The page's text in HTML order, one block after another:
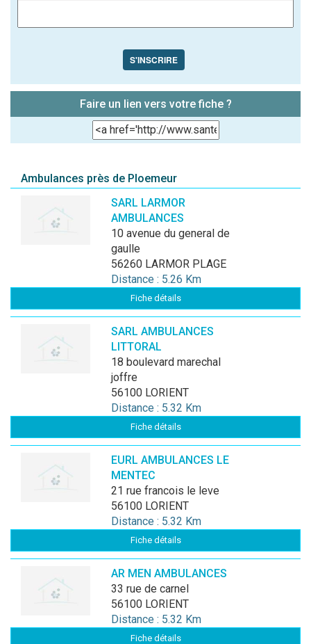
S'INSCRIRE
Faire un lien vers votre fiche ?
Ambulances près de Ploemeur
SARL LARMOR
AMBULANCES
10 avenue du general de
gaulle
56260 LARMOR PLAGE
Distance : 5.26 Km
Fiche détails
SARL AMBULANCES
LITTORAL
18 boulevard marechal
joffre
56100 LORIENT
Distance : 5.32 Km
Fiche détails
EURL AMBULANCES LE
MENTEC
21 rue francois le leve
56100 LORIENT
Distance : 5.32 Km
Fiche détails
AR MEN AMBULANCES
33 rue de carnel
56100 LORIENT
Distance : 5.32 Km
Fiche détails